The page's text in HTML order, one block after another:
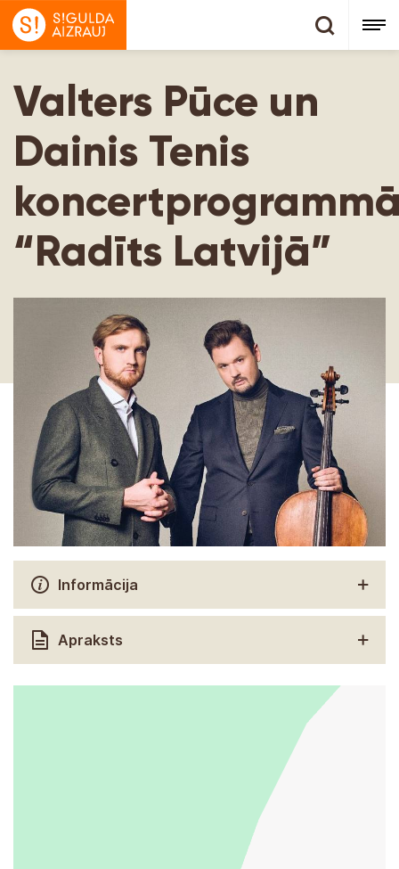
Valters Pūce un
Dainis Tenis
“Radīts Latvijā”
Informācija
Apraksts